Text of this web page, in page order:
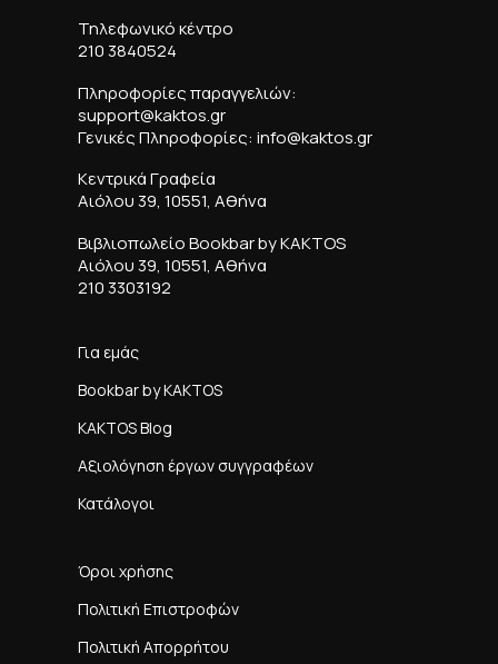
Επικοινωνία
Τηλεφωνικό κέντρο
210 3840524
Πληροφορίες παραγγελιών:
support@kaktos.gr
Γενικές Πληροφορίες: info@kaktos.gr
Κεντρικά Γραφεία
Αιόλου 39, 10551, Αθήνα
Αιόλου 39, 10551, Αθήνα
210 3303192
Αξιολόγηση έργων συγγραφέων
Κατάλογοι